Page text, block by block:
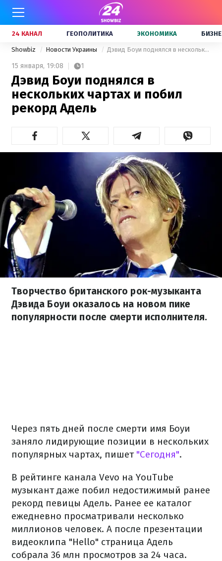
24 КАНАЛ ГЕОПОЛИТИКА ЭКОНОМИКА
Showbiz Новости Украины Дэвид Боуи поднялся в нескольких чартах и побил рекорд Адель
15 января, 19:08 1
Дэвид Боуи поднялся в
нескольких чартах и побил
рекорд Адель
Творчество британского рок-музыканта
Дэвида Боуи оказалось на новом пике
популярности после смерти исполнителя.
Через пять дней после смерти имя Боуи
заняло лидирующие позиции в нескольких
популярных чартах, пишет"Сегодня".
В рейтинге канала Vevo на YouTube
музыкант даже побил недостижимый ранее
рекорд певицы Адель. Ранее ее каталог
ежедневно просматривали несколько
миллионов человек. А после презентации
видеоклипа "Hello" страница Адель
собрала 36 млн просмотров за 24 часа.